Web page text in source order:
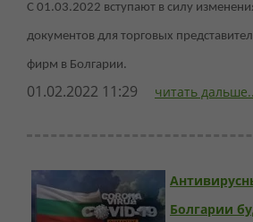
С 01.03.2022 вступают в силу
документов для торговых
фирм в Болгарии.
01.02.2022 11:29 читать
Болгарии